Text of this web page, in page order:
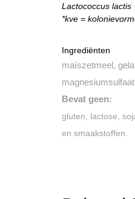
Lactococcus lactis
*kve =
Ingrediënten
maïszetmeel,
Bevat geen:
gluten, lactose,
en smaakstoffen.